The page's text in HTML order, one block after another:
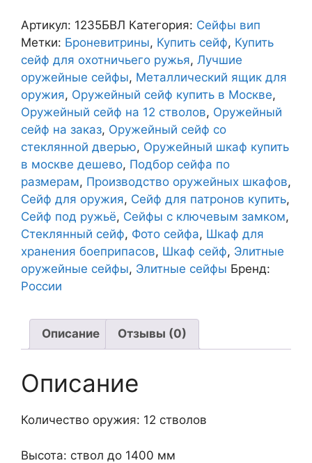
оружейный
1235БВЛ
Артикул: 1235БВЛ Категория: Сейфы вип
Метки: Броневитрины, Купить сейф, Купить
сейф для охотничьего ружья, Лучшие
оружейные сейфы, Металлический ящик для
оружия, Оружейный сейф купить в Москве,
Оружейный сейф на 12 стволов, Оружейный
сейф на заказ, Оружейный сейф со
стеклянной дверью, Оружейный шкаф купить
в москве дешево, Подбор сейфа по
размерам, Производство оружейных шкафов,
Сейф для оружия, Сейф для патронов купить,
Сейф под ружьё, Сейфы с ключевым замком,
Стеклянный сейф, Фото сейфа, Шкаф для
хранения боеприпасов, Шкаф сейф, Элитные
оружейные сейфы, Элитные сейфы Бренд:
России
Описание Отзывы (0)
Описание
Количество оружия: 12 стволов
Высота: ствол до 1400 мм